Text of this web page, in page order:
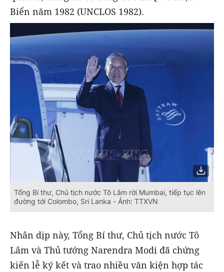
Biển năm 1982 (UNCLOS 1982).
Tổng Bí thư, Chủ tịch nước Tô Lâm rời Mumbai, tiếp tục lên
đường tới Colombo, Sri Lanka - Ảnh: TTXVN
Nhân dịp này, Tổng Bí thư, Chủ tịch nước Tô
Lâm và Thủ tướng Narendra Modi đã chứng
kiến lễ ký kết và trao nhiều văn kiện hợp tác